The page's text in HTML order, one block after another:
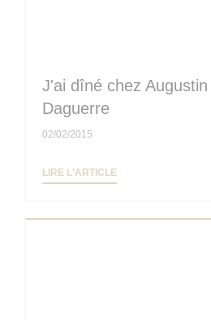
J'ai dîné chez
Daguerre
02/02/2015
LIRE L'ARTICLE